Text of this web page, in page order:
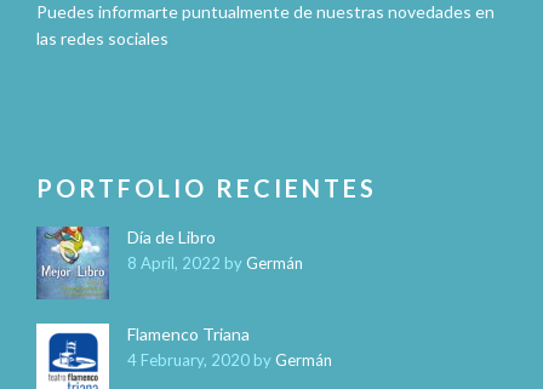
Puedes informarte puntualmente de nuestras novedades en
las redes sociales
PORTFOLIO RECIENTES
Día de Libro
8 April, 2022 byGermán
Flamenco Triana
4 February, 2020 byGermán